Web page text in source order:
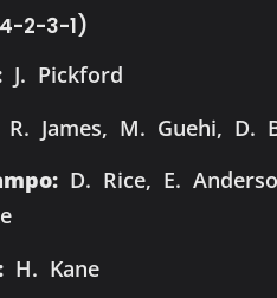
2-3-1)
J. Pickford
R. James, M. Guehi, D.
D. Rice, E.
H. Kane